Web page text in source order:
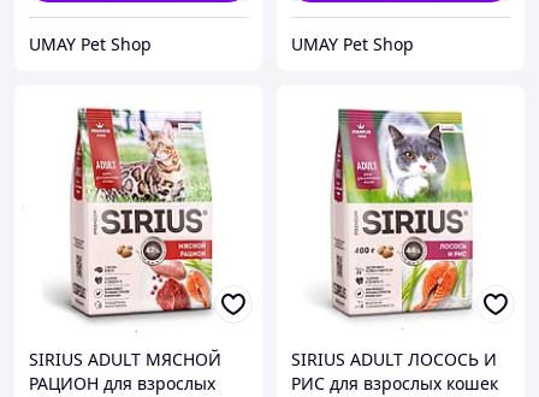
UMAY Pet Shop UMAY Pet Shop
SIRIUS ADULT МЯСНОЙ
РАЦИОН для взрослых
SIRIUS ADULT ЛОСОСЬ И
РИС для взрослых кошек